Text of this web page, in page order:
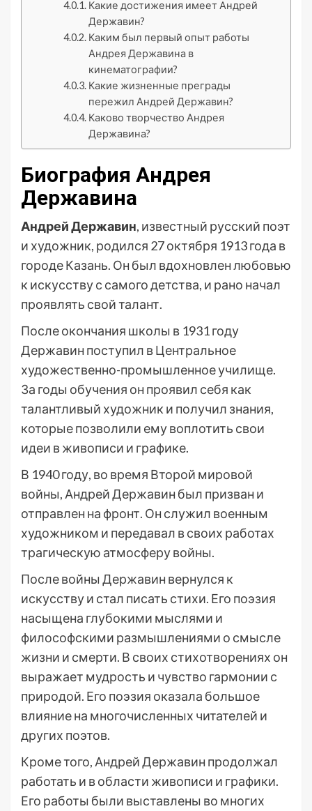
Какие достижения имеет Андрей
Державин?
Каким был первый опыт работы
Андрея Державина в
кинематографии?
Какие жизненные преграды
пережил Андрей Державин?
Каково творчество Андрея
Державина?
Биография Андрея
Державина
Андрей Державин, известный русский поэт
и художник, родился 27 октября 1913 года в
городе Казань. Он был вдохновлен любовью
к искусству с самого детства, и рано начал
проявлять свой талант.
После окончания школы в 1931 году
Державин поступил в Центральное
художественно-промышленное училище.
За годы обучения он проявил себя как
талантливый художник и получил знания,
которые позволили ему воплотить свои
идеи в живописи и графике.
В 1940 году, во время Второй мировой
войны, Андрей Державин был призван и
отправлен на фронт. Он служил военным
художником и передавал в своих работах
трагическую атмосферу войны.
После войны Державин вернулся к
искусству и стал писать стихи. Его поэзия
насыщена глубокими мыслями и
философскими размышлениями о смысле
жизни и смерти. В своих стихотворениях он
выражает мудрость и чувство гармонии с
природой. Его поэзия оказала большое
влияние на многочисленных читателей и
других поэтов.
Кроме того, Андрей Державин продолжал
работать и в области живописи и графики.
Его работы были выставлены во многих